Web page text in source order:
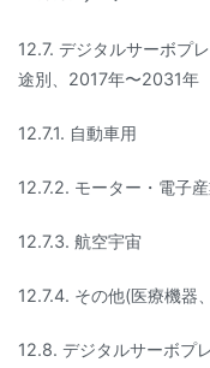
12.7. デジタルサーボプ
途別、2017年〜2031年
12.7.1. 自動車用
12.7.2. モーター・電子
12.7.3. 航空宇宙
12.7.4. その他(医療機器
12.8. デジタルサーボプ